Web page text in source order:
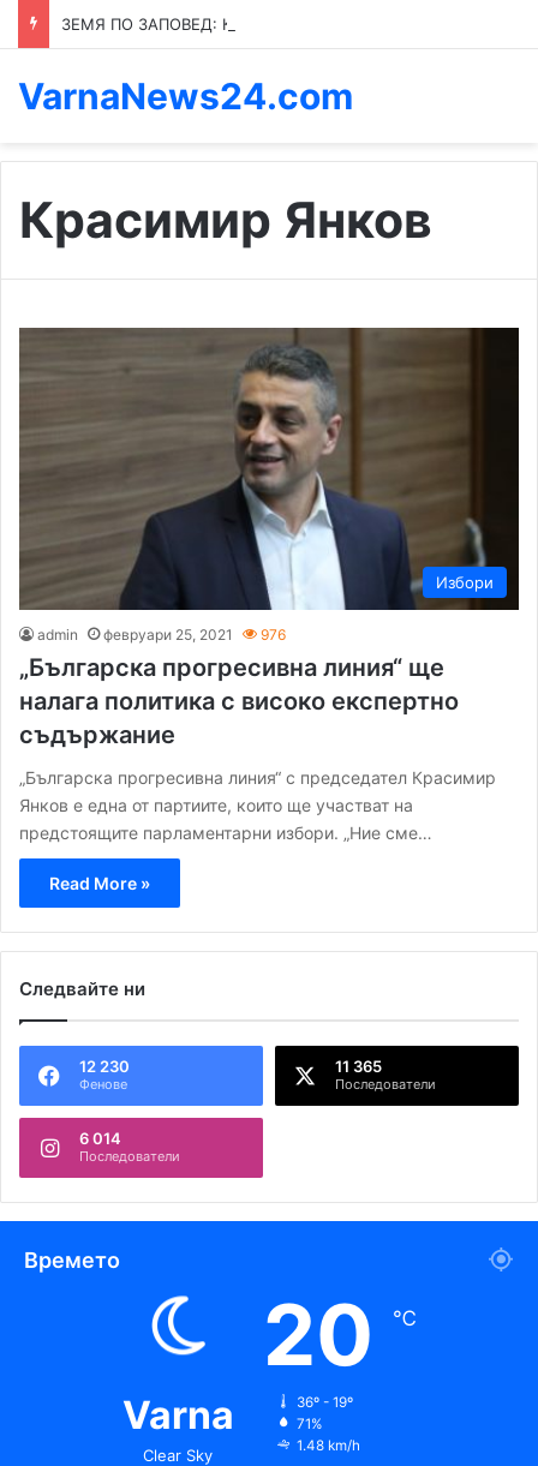
VarnaNews24.com
Красимир Янков
Избори
admin февруари 25, 2021 976
„Българска прогресивна линия“ ще
налага политика с високо експертно
съдържание
„Българска прогресивна линия“ с председател Красимир
Янков е една от партиите, които ще участват на
предстоящите парламентарни избори. „Ние сме…
Read More »
Следвайте ни
12 230
Фенове
11 365
Последователи
6 014
Последователи
Времето
Varna
Clear Sky
20 ℃
36º - 19º
71%
1.48 km/h